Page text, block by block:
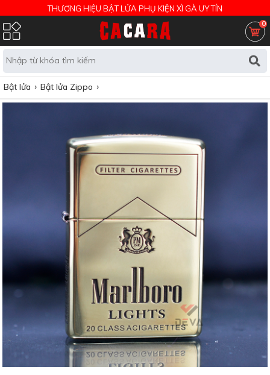
THƯƠNG HIỆU BẬT LỬA PHỤ KIỆN XÌ GÀ UY TÍN
0
Bật lửa Bật lửa Zippo